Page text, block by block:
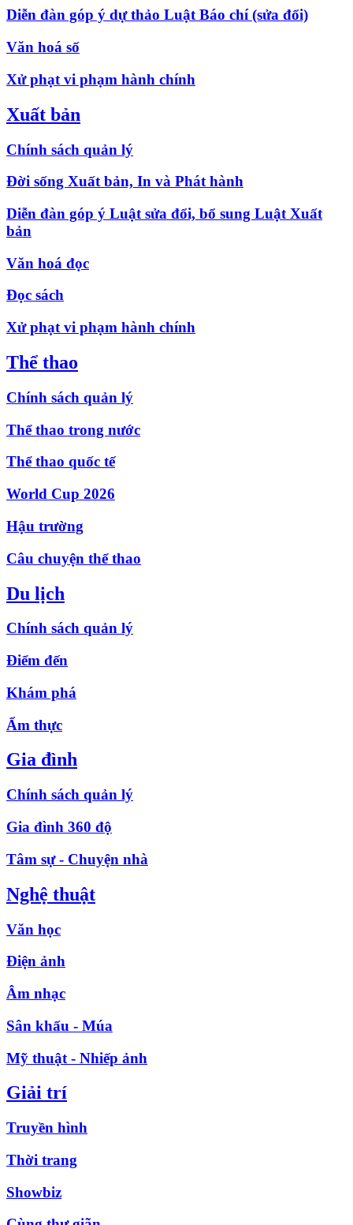
Diễn đàn góp ý dự thảo Luật Báo chí (sửa đổi)
Văn hoá số
Xử phạt vi phạm hành chính
Xuất bản
Chính sách quản lý
Đời sống Xuất bản, In và Phát hành
Diễn đàn góp ý Luật sửa đổi, bổ sung Luật Xuất
bản
Văn hoá đọc
Đọc sách
Xử phạt vi phạm hành chính
Thể thao
Chính sách quản lý
Thể thao trong nước
Thể thao quốc tế
World Cup 2026
Hậu trường
Câu chuyện thể thao
Du lịch
Chính sách quản lý
Điểm đến
Khám phá
Ẩm thực
Gia đình
Chính sách quản lý
Gia đình 360 độ
Tâm sự - Chuyện nhà
Nghệ thuật
Văn học
Điện ảnh
Âm nhạc
Sân khấu - Múa
Mỹ thuật - Nhiếp ảnh
Giải trí
Truyền hình
Thời trang
Showbiz